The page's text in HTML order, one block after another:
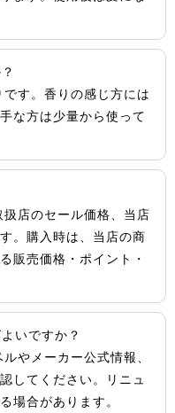
す。香りの感じ方には
な方は少量から使って
店のセール価格、当店
。購入時は、当店の商
販売価格・ポイント・
いですか？
やメーカー公式情報、
してください。リニュ
場合があります。